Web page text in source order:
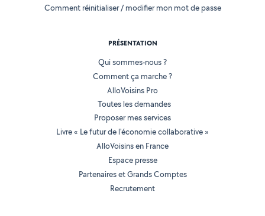
Comment réinitialiser / modifier mon mot de passe
PRÉSENTATION
Qui sommes-nous ?
Comment ça marche ?
AlloVoisins Pro
Toutes les demandes
Proposer mes services
Livre « Le futur de l'économie collaborative »
AlloVoisins en France
Espace presse
Partenaires et Grands Comptes
Recrutement